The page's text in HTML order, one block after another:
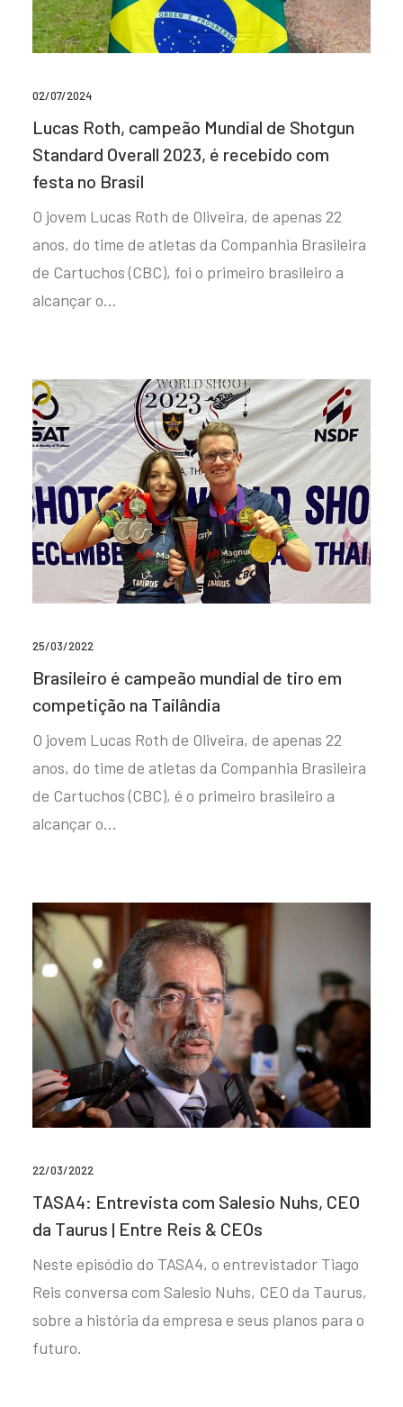
02/07/2024
Lucas Roth, campeão Mundial de Shotgun
Standard Overall 2023, é recebido com
festa no Brasil
O jovem Lucas Roth de Oliveira, de apenas 22
anos, do time de atletas da Companhia Brasileira
de Cartuchos (CBC), foi o primeiro brasileiro a
alcançar o…
25/03/2022
Brasileiro é campeão mundial de tiro em
competição na Tailândia
O jovem Lucas Roth de Oliveira, de apenas 22
anos, do time de atletas da Companhia Brasileira
de Cartuchos (CBC), é o primeiro brasileiro a
alcançar o…
22/03/2022
TASA4: Entrevista com Salesio Nuhs, CEO
da Taurus | Entre Reis & CEOs
Neste episódio do TASA4, o entrevistador Tiago
Reis conversa com Salesio Nuhs, CEO da Taurus,
sobre a história da empresa e seus planos para o
futuro.